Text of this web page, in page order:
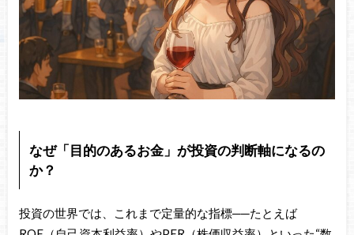
なぜ「目的のあるお金」が投資の判断軸になるの
か？
投資の世界では、これまで定量的な指標──たとえば